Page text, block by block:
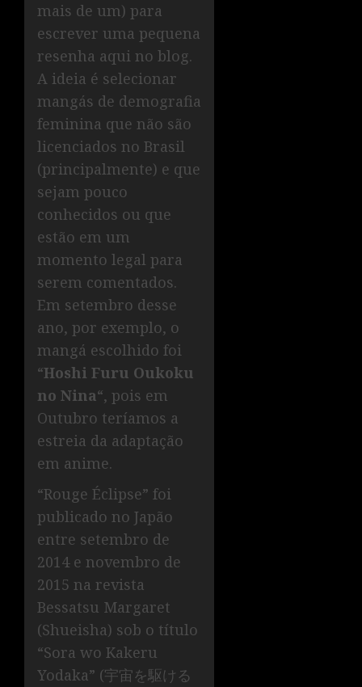
mais de um) para
escrever uma pequena
resenha aqui no blog.
A ideia é selecionar
mangás de demografia
feminina que não são
licenciados no Brasil
(principalmente) e que
sejam pouco
conhecidos ou que
estão em um
momento legal para
serem comentados.
Em setembro desse
ano, por exemplo, o
mangá escolhido foi
“Hoshi Furu Oukoku
no Nina“, pois em
Outubro teríamos a
estreia da adaptação
em anime.
“Rouge Éclipse” foi
publicado no Japão
entre setembro de
2014 e novembro de
2015 na revista
Bessatsu Margaret
(Shueisha) sob o título
“Sora wo Kakeru
Yodaka” (宇宙を駆ける